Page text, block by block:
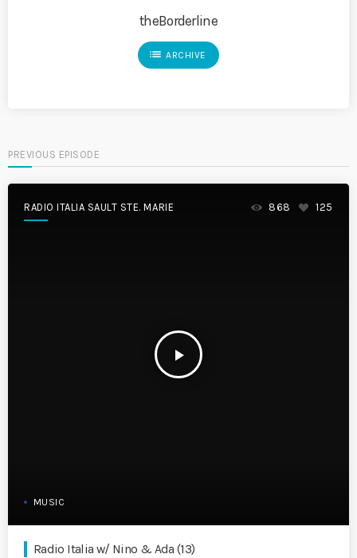
theBorderline
list ARCHIVE
PREVIOUS EPISODE
RADIO ITALIA SAULT STE. MARIE
play_arrow
868 125
MUSIC
Radio Italia w/ Nino & Ada (13)